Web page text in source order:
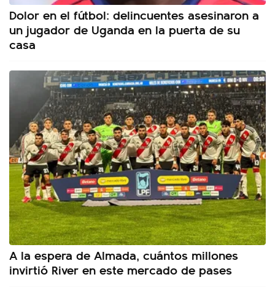
Dolor en el fútbol: delincuentes asesinaron a
un jugador de Uganda en la puerta de su
casa
A la espera de Almada, cuántos millones
invirtió River en este mercado de pases